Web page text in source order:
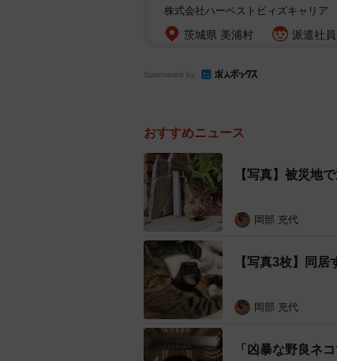
同じ家庭に譲
兵庫県尼崎市で暮らす猫の風さ
市の半壊家屋の中で発見された
主さんが諸事情により飼育困難
体『つかねこ』の活動拠点であ
株式会社ハーベストビィズキャリア
茨城県 美浦村 派遣社
Sponsored by
おすすめニュース
【写真】被災地
岡部 充代
【写真3枚】同
岡部 充代
「凶暴な野良ネ